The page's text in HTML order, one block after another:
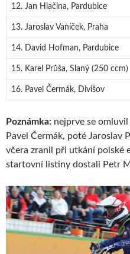
12. Jan Hlačina, Pardubice
13. Jaroslav Vaníček, Praha
14. David Hofman, Pardubice
15. Karel Průša, Slaný (250 ccm)
16. Pavel Čermák, Divišov
Poznámka: nejprve se
Pavel Čermák, poté Jaroslav
včera zranil při utkání polské
startovní listiny dostali Petr